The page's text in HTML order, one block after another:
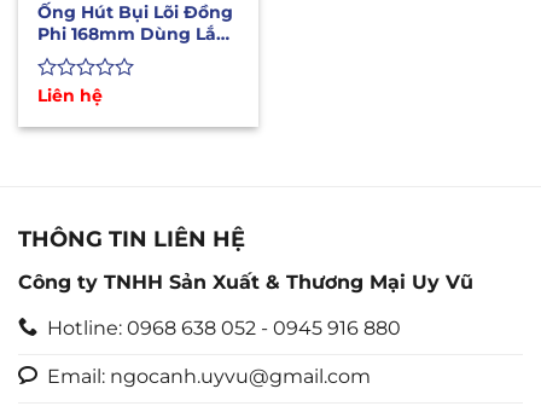
Ống Hút Bụi Lõi Đồng
Phi 168mm Dùng Lắp
Máy CNC Hút Bụi Gỗ
Được
hạng
Liên hệ
THÔNG TIN LIÊN HỆ
Công ty TNHH Sản Xuất & Thương Mại Uy Vũ
Hotline: 0968 638 052 - 0945 916 880
Email: ngocanh.uyvu@gmail.com